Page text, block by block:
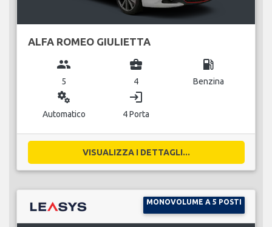
ALFA ROMEO GIULIETTA
group
5
business_center
4
local_gas_station
Benzina
miscellaneous_services
Automatico
login
4 Porta
VISUALIZZA I DETTAGLI...
MONOVOLUME A 5 POSTI